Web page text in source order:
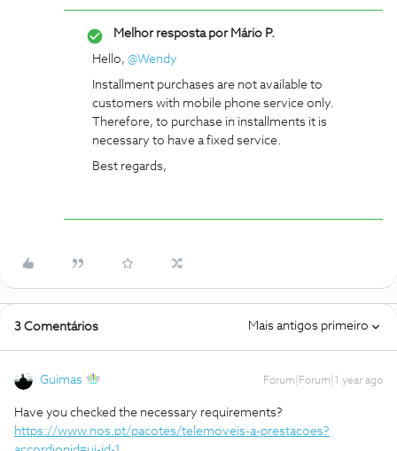
Melhor resposta porMário P.
Hello, @Wendy
Installment purchases are not available to
customers with mobile phone service only.
Therefore, to purchase in installments it is
necessary to have a fixed service.
Best regards,
3 Comentários Mais antigos primeiro
Guimas Forum|Forum|1 year ago
Have you checked the necessary requirements?
https://www.nos.pt/pacotes/telemoveis-a-prestacoes?